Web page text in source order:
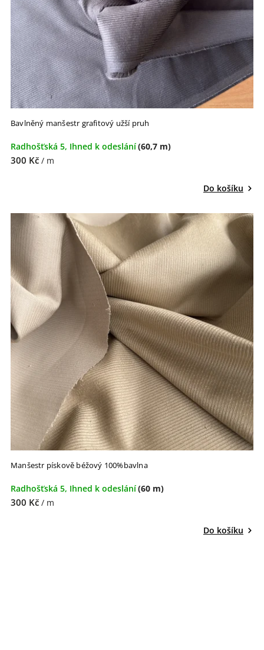
Bavlněný manšestr grafitový užší pruh
Radhošťská 5, Ihned k odeslání(60,7 m)
300 Kč / m
Do košíku
Manšestr pískově béžový 100%bavlna
Radhošťská 5, Ihned k odeslání(60 m)
300 Kč / m
Do košíku